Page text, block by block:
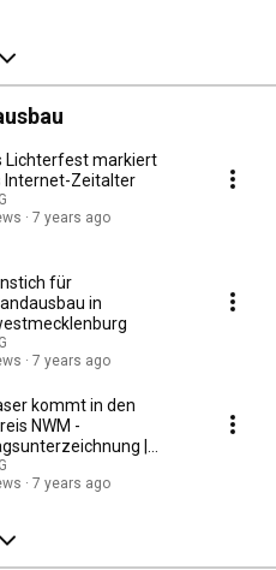
Lichterfest markiert
Internet-Zeitalter
7 years ago
für
in
7 years ago
kommt in den
NWM -
|
7 years ago